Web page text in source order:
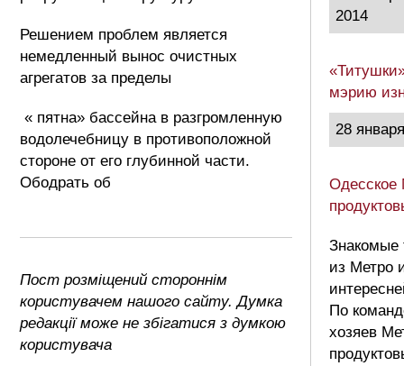
Решением проблем является
немедленный вынос очистных
агрегатов за пределы
« пятна» бассейна в разгромленную
водолечебницу в противоположной
стороне от его глубинной части.
Ободрать об
Пост розміщений стороннім
користувачем нашого сайту. Думка
редакції може не збігатися з думкою
користувача
2014
мэрию
28
Одесское
Знакомые
из Метро
По
хозяев